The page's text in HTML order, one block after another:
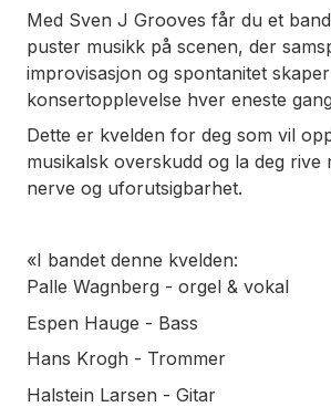
Med Sven J Grooves får du et
puster musikk på scenen, der
improvisasjon og spontanitet
konsertopplevelse hver eneste
Dette er kvelden for deg som vil
musikalsk overskudd og la deg rive
nerve og uforutsigbarhet.
«I bandet denne kvelden:
Palle Wagnberg - orgel & vokal
Espen Hauge - Bass
Hans Krogh - Trommer
Halstein Larsen - Gitar